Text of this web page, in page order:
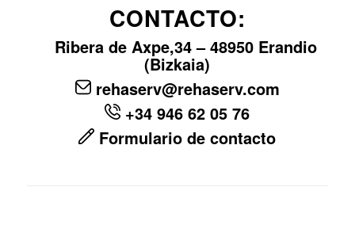
CONTACTO:
Ribera de Axpe,34 – 48950 Erandio
(Bizkaia)
rehaserv@rehaserv.com
+34 946 62 05 76
Formulario de contacto